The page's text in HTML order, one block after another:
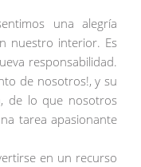
una alegría
nuestro interior. Es
responsabilidad.
de nosotros!, y su
de lo que nosotros
tarea apasionante
en un recurso